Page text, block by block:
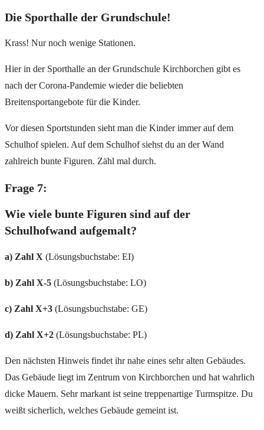
Die Sporthalle der Grundschule!
Krass! Nur noch wenige Stationen.
Hier in der Sporthalle an der Grundschule Kirchborchen gibt es
nach der Corona-Pandemie wieder die beliebten
Breitensportangebote für die Kinder.
Vor diesen Sportstunden sieht man die Kinder immer auf dem
Schulhof spielen. Auf dem Schulhof siehst du an der Wand
zahlreich bunte Figuren. Zähl mal durch.
Frage 7:
Wie viele bunte Figuren sind auf der
Schulhofwand aufgemalt?
a) Zahl X (Lösungsbuchstabe: EI)
b) Zahl X-5 (Lösungsbuchstabe: LO)
c) Zahl X+3 (Lösungsbuchstabe: GE)
d) Zahl X+2 (Lösungsbuchstabe: PL)
Den nächsten Hinweis findet ihr nahe eines sehr alten Gebäudes.
Das Gebäude liegt im Zentrum von Kirchborchen und hat wahrlich
dicke Mauern. Sehr markant ist seine treppenartige Turmspitze. Du
weißt sicherlich, welches Gebäude gemeint ist.